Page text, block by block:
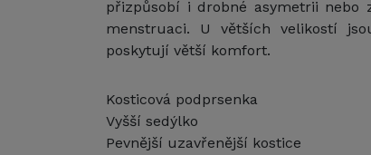
přizpůsobí i drobné asymetrii nebo
menstruaci. U větších velikostí
poskytují větší komfort.
Kosticová podprsenka
Vyšší sedýlko
Pevnější uzavřenější kostice